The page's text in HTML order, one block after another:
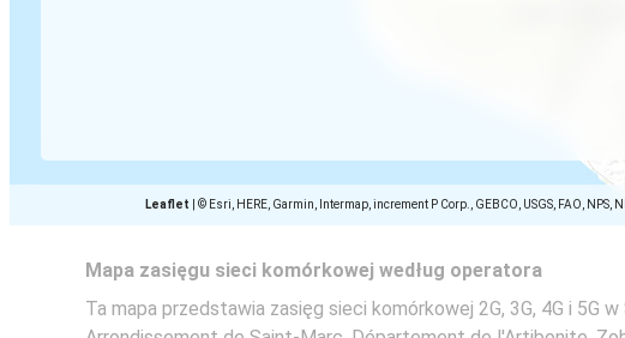
Leaflet © Esri, HERE, Garmin, Intermap, increment P Corp., GEBCO, USGS, FAO,
Mapa zasięgu sieci komórkowej według operatora
Ta mapa przedstawia zasięg sieci komórkowej 2G, 3G, 4G i 5G